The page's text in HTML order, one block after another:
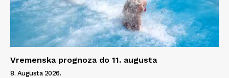
Vremenska prognoza do 11. augusta
8. Augusta 2026.